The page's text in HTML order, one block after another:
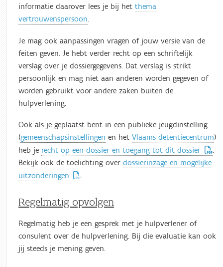
informatie daarover lees je bij het thema
vertrouwenspersoon.
Je mag ook aanpassingen vragen of jouw versie van de
feiten geven. Je hebt verder recht op een schriftelijk
verslag over je dossiergegevens. Dat verslag is strikt
persoonlijk en mag niet aan anderen worden gegeven of
worden gebruikt voor andere zaken buiten de
hulpverlening.
Ook als je geplaatst bent in een publieke jeugdinstelling
(gemeenschapsinstellingen en het Vlaams detentiecentrum)
heb je recht op een dossier en toegang tot dit dossier
.
Bekijk ook de toelichting over dossierinzage en mogelijke
uitzonderingen
.
Regelmatig opvolgen
Regelmatig heb je een gesprek met je hulpverlener of
consulent over de hulpverlening. Bij die evaluatie kan ook
jij steeds je mening geven.